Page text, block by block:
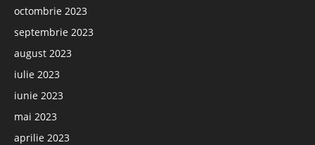
octombrie 2023
septembrie 2023
august 2023
iulie 2023
iunie 2023
mai 2023
aprilie 2023